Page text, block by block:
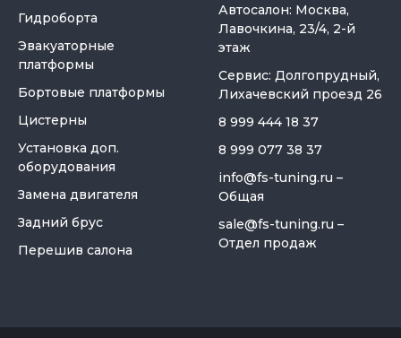
Гидроборта
Эвакуаторные
платформы
Бортовые платформы
Цистерны
Установка доп.
оборудования
Замена двигателя
Задний брус
Перешив салона
Автосалон: Москва,
Лавочкина, 23/4, 2-й
этаж
Сервис: Долгопрудный,
Лихачевский проезд 26
8 999 444 18 37
8 999 077 38 37
info@fs-tuning.ru –
Общая
sale@fs-tuning.ru –
Отдел продаж